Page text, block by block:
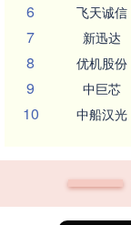
6 飞天诚信
7 新迅达
8 优机股份
9 中巨芯
10 中船汉光